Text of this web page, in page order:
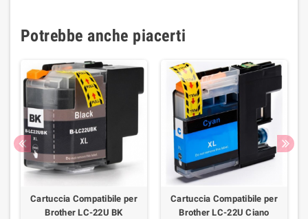
Potrebbe anche piacerti
Cartuccia Compatibile per
Brother LC-22U BK
Cartuccia Compatibile per
Brother LC-22U Ciano